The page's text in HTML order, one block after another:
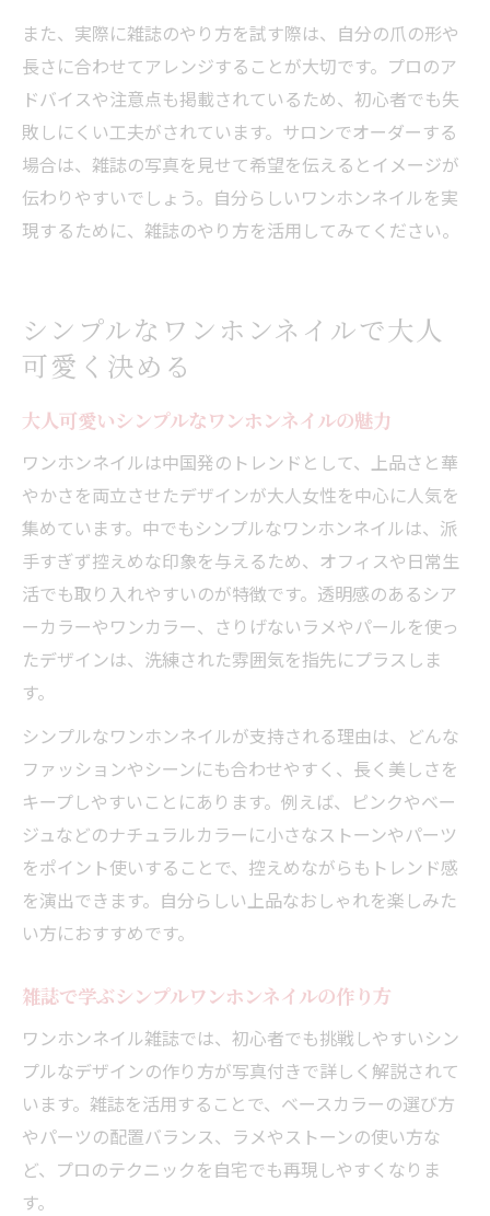
また、実際に雑誌のやり方を試す際は、自分の爪の形や
長さに合わせてアレンジすることが大切です。プロのア
ドバイスや注意点も掲載されているため、初心者でも失
敗しにくい工夫がされています。サロンでオーダーする
場合は、雑誌の写真を見せて希望を伝えるとイメージが
伝わりやすいでしょう。自分らしいワンホンネイルを実
現するために、雑誌のやり方を活用してみてください。
シンプルなワンホンネイルで大人
可愛く決める
大人可愛いシンプルなワンホンネイルの魅力
ワンホンネイルは中国発のトレンドとして、上品さと華
やかさを両立させたデザインが大人女性を中心に人気を
集めています。中でもシンプルなワンホンネイルは、派
手すぎず控えめな印象を与えるため、オフィスや日常生
活でも取り入れやすいのが特徴です。透明感のあるシア
ーカラーやワンカラー、さりげないラメやパールを使っ
たデザインは、洗練された雰囲気を指先にプラスしま
す。
シンプルなワンホンネイルが支持される理由は、どんな
ファッションやシーンにも合わせやすく、長く美しさを
キープしやすいことにあります。例えば、ピンクやベー
ジュなどのナチュラルカラーに小さなストーンやパーツ
をポイント使いすることで、控えめながらもトレンド感
を演出できます。自分らしい上品なおしゃれを楽しみた
い方におすすめです。
雑誌で学ぶシンプルワンホンネイルの作り方
ワンホンネイル雑誌では、初心者でも挑戦しやすいシン
プルなデザインの作り方が写真付きで詳しく解説されて
います。雑誌を活用することで、ベースカラーの選び方
やパーツの配置バランス、ラメやストーンの使い方な
ど、プロのテクニックを自宅でも再現しやすくなりま
す。